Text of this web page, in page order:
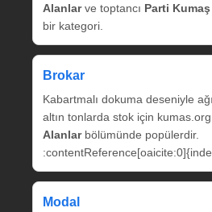
Alanlarve toptancı Parti
bir kategori.
Brokar
Kabartmalı dokuma deseniyle
altın tonlarda stok için kumas.org
Alanlarbölümünde popülerdir.
Modal